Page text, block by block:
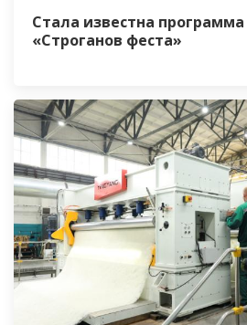
Стала известна
«Строганов феста»